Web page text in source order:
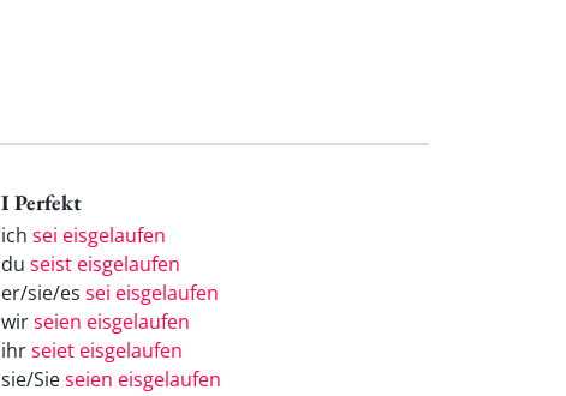
I Perfekt
ich sei eisgelaufen
du seist eisgelaufen
er/sie/es sei eisgelaufen
wirseien eisgelaufen
ihrseiet eisgelaufen
sie/Sieseien eisgelaufen